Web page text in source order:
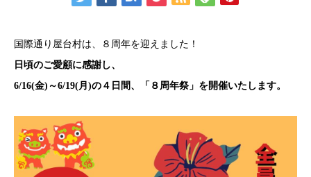
国際通り屋台村は、８周年を迎えました！
日頃のご愛顧に感謝し、
6/16(金)～6/19(月)の４日間、「８周年祭」を開催いたします。